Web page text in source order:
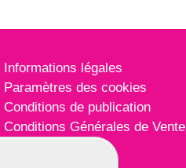
Informations légales
Paramètres des cookies
Conditions de publication
Conditions Générales de Vente